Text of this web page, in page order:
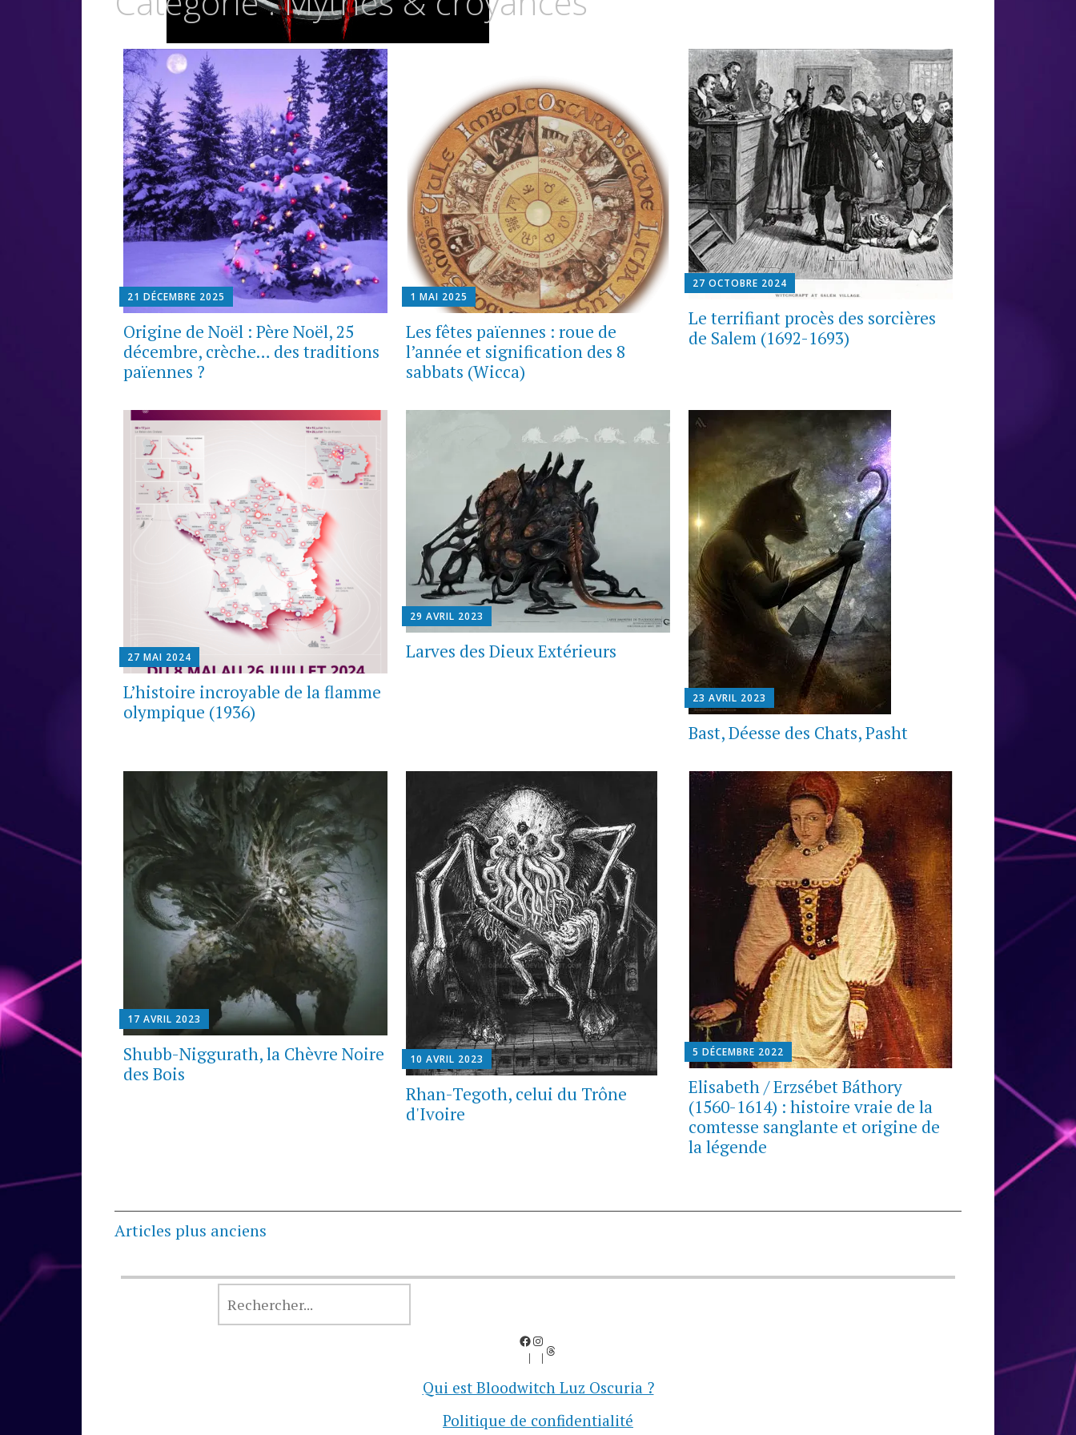
21 DÉCEMBRE 2025
Origine de Noël : Père Noël, 25
décembre, crèche… des traditions
païennes ?
1 MAI 2025
Les fêtes païennes : roue de
l’année et signification des 8
sabbats (Wicca)
27 OCTOBRE 2024
Le terrifiant procès des sorcières
de Salem (1692-1693)
27 MAI 2024
L’histoire incroyable de la flamme
olympique (1936)
29 AVRIL 2023
Larves des Dieux Extérieurs
23 AVRIL 2023
Bast, Déesse des Chats, Pasht
17 AVRIL 2023
Shubb-Niggurath, la Chèvre Noire
des Bois
10 AVRIL 2023
Rhan-Tegoth, celui du Trône
d'Ivoire
5 DÉCEMBRE 2022
Elisabeth / Erzsébet Báthory
(1560-1614) : histoire vraie de la
comtesse sanglante et origine de
la légende
Navigation
articles
Articles plus anciens
Facebook
Instagram
Threads
Qui est Bloodwitch Luz Oscuria ?
Politique de confidentialité